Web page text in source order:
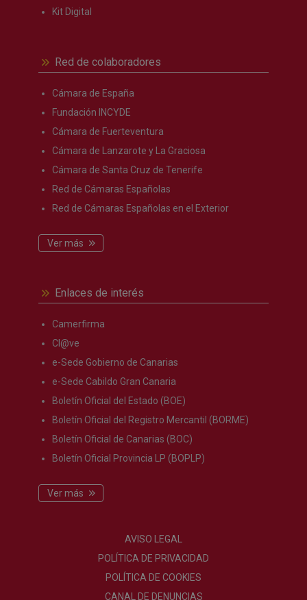
Kit Digital
Red de colaboradores
Cámara de España
Fundación INCYDE
Cámara de Fuerteventura
Cámara de Lanzarote y La Graciosa
Cámara de Santa Cruz de Tenerife
Red de Cámaras Españolas
Red de Cámaras Españolas en el Exterior
Ver más
Enlaces de interés
Camerfirma
Cl@ve
e-Sede Gobierno de Canarias
e-Sede Cabildo Gran Canaria
Boletín Oficial del Estado (BOE)
Boletín Oficial del Registro Mercantil (BORME)
Boletín Oficial de Canarias (BOC)
Boletín Oficial Provincia LP (BOPLP)
Ver más
AVISO LEGAL
POLÍTICA DE PRIVACIDAD
POLÍTICA DE COOKIES
CANAL DE DENUNCIAS